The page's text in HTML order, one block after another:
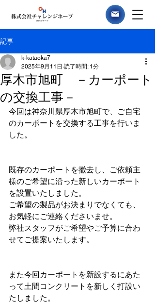
記事
厚木市旭町 －カーポート
の交換工事－
k-kataoka7
2025年9月11日 読了時間: 1分
今回は神奈川県厚木市旭町で、ご自宅
のカーポートを交換する工事を行いま
した。
既存のカーポートを撤去し、ご依頼主
様のご希望に沿った新しいカーポート
を設置いたしました。
ご希望の製品がお決まりでなくても、
お気軽にご連絡くださいませ。
弊社スタッフがご希望やご予算に合わ
せてご提案いたします。
また今回カーポートを新設するにあた
って土間コンクリートを新しく打設い
たしました。